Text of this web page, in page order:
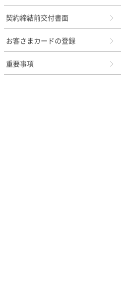
契約締結前交付書面
お客さまカードの登録
重要事項